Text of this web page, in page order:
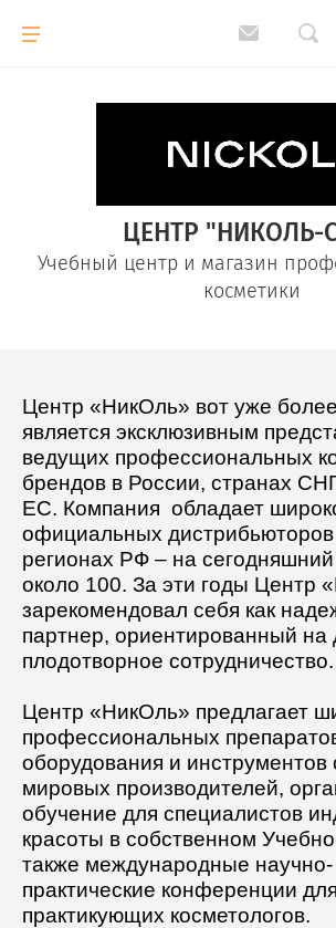
ЦЕНТР "НИКОЛЬ-
Учебный центр и магазин
косметики
Christina
Nude
Line repair
Comodex
BioPhyto
Forever Young
Illustrious
Rose de Mer
Препараты общей линии
Центр «НикОль» вот уже
является эксклюзивным
ведущих профессиональных
брендов в России, странах
ЕС. Компания обладает
официальных дистрибьюторов
регионах РФ – на
около 100. За эти годы Центр
зарекомендовал себя как
партнер, ориентированный на
плодотворное сотрудничество.
Центр «НикОль» предлагает
профессиональных
оборудования и инструментов
мировых производителей,
обучение для специалистов
красоты в собственном
также международные научно-
практические конференции для
практикующих косметологов.